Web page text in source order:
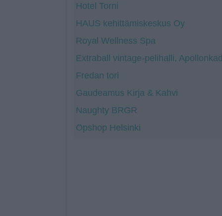
Hotel Torni
HAUS kehittämiskeskus Oy
Royal Wellness Spa
Extraball vintage-pelihalli,
Fredan tori
Gaudeamus Kirja & Kahvi
Naughty BRGR
Opshop Helsinki